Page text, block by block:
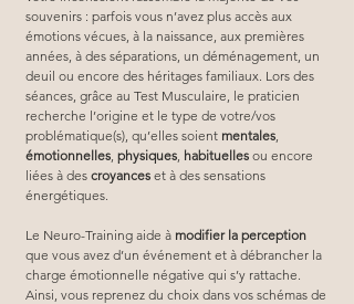
souvenirs : parfois vous n’avez plus accès aux
émotions vécues, à la naissance, aux premières
années, à des séparations, un déménagement, un
deuil ou encore des héritages familiaux. Lors des
séances, grâce au Test Musculaire, le praticien
recherche l’origine et le type de votre/vos
problématique(s), qu’elles soient mentales
émotionnelles physiques habituelles ou encore
liées à des croyances et à des sensations
énergétiques.
Le Neuro-Training aide à modifier la perception
que vous avez d’un événement et à débrancher la
charge émotionnelle négative qui s’y rattache.
Ainsi, vous reprenez du choix dans vos schémas de